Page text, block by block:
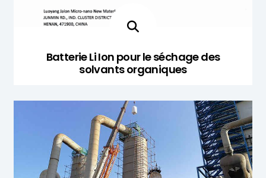
Batterie Li Ion pour le séchage des
solvants organiques